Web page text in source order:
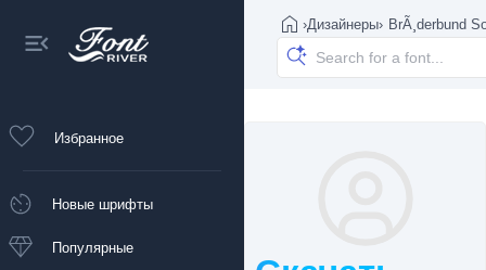
Избранное
Новые шрифты
Популярные
›Дизайнеры› BrÃ¸derbund